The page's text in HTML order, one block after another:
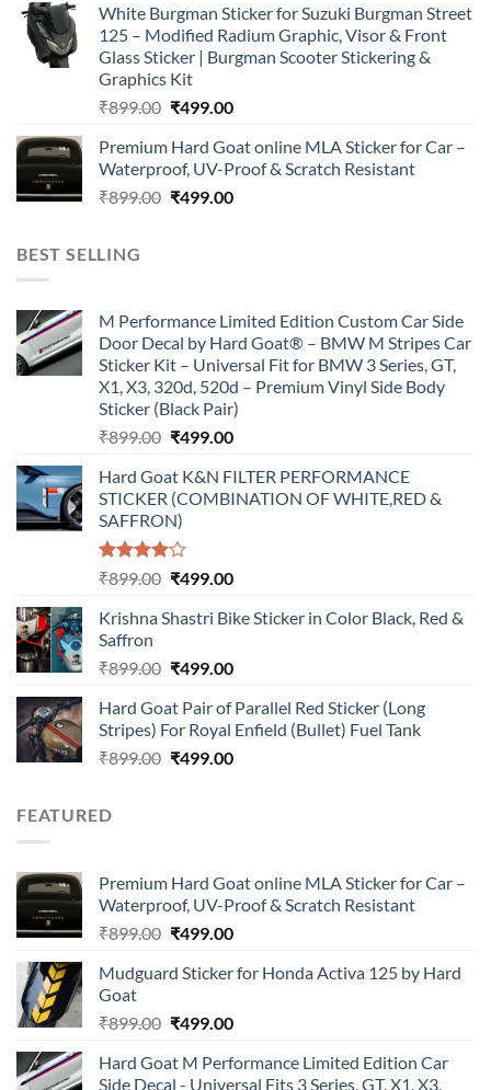
was:
₹899.00.
is:
₹499.00.
White Burgman Sticker for Suzuki Burgman Street
125 – Modified Radium Graphic, Visor & Front
Glass Sticker | Burgman Scooter Stickering &
Graphics Kit
₹899.00 Original
was:
₹899.00.
₹499.00Current
is:
₹499.00.
Premium Hard Goat online MLA Sticker for Car –
Waterproof, UV-Proof & Scratch Resistant
₹899.00 Original
₹499.00Current
BEST SELLING
M Performance Limited Edition Custom Car Side
Door Decal by Hard Goat® – BMW M Stripes Car
Sticker Kit – Universal Fit for BMW 3 Series, GT,
X1, X3, 320d, 520d – Premium Vinyl Side Body
Sticker (Black Pair)
₹899.00 Original
was:
₹899.00.
₹499.00Current
is:
₹499.00.
Hard Goat K&N FILTER PERFORMANCE
STICKER (COMBINATION OF WHITE,RED &
SAFFRON)
Rated
of 5
₹899.00 Original
was:
₹499.00Current
is:
Krishna Shastri Bike Sticker in Color Black, Red &
Saffron
₹899.00 Original
was:
₹899.00.
₹499.00Current
is:
₹499.00.
Hard Goat Pair of Parallel Red Sticker (Long
Stripes) For Royal Enfield (Bullet) Fuel Tank
₹899.00 Original
₹499.00Current
FEATURED
Premium Hard Goat online MLA Sticker for Car –
Waterproof, UV-Proof & Scratch Resistant
₹899.00 Original
was:
₹499.00Current
is:
Mudguard Sticker for Honda Activa 125 by Hard
Goat
₹899.00 Original
was:
₹499.00Current
is:
Hard Goat M Performance Limited Edition Car
Side Decal - Universal Fits 3 Series, GT, X1, X3,